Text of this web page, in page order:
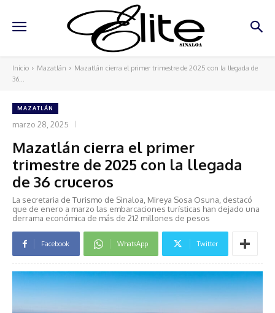
Inicio Mazatlán
Mazatlán cierra el primer trimestre de 2025 con la llegada de
36...
MAZATLÁN
marzo 28, 2025
Mazatlán cierra el primer
trimestre de 2025 con la llegada
de 36 cruceros
La secretaria de Turismo de Sinaloa, Mireya Sosa Osuna, destacó
que de enero a marzo las embarcaciones turísticas han dejado una
derrama económica de más de 212 millones de pesos
Facebook WhatsApp Twitter